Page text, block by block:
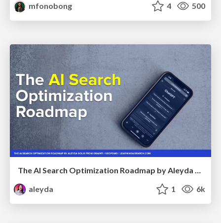
mfonobong
4 500
The AI Search Optimization Roadmap by Aleyda Solis
aleyda
1 6k